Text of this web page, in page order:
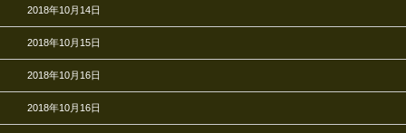
2018年10月14日
2018年10月15日
2018年10月16日
2018年10月16日